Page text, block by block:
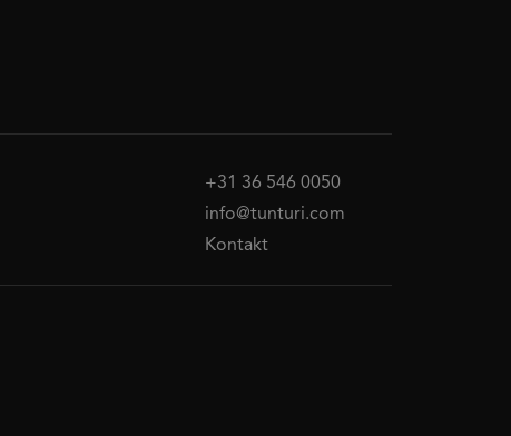
+31 36 546 0050
info@tunturi.com
Kontakt